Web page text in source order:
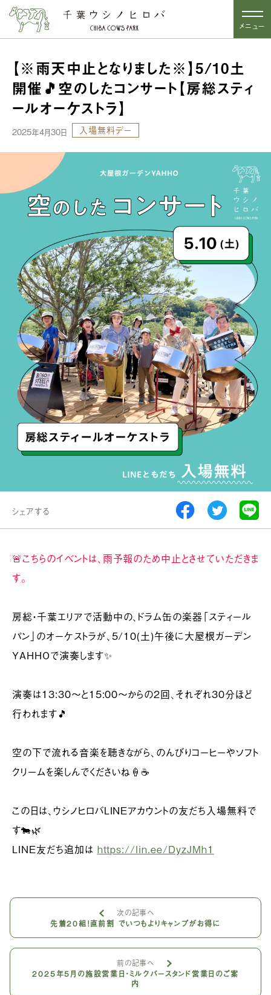
メニュー
【※雨天中止となりました※】5/10土
開催🎵空のしたコンサート【房総スティ
ールオーケストラ】
2025年4月30日 入場無料デー
シェアする
🚨こちらのイベントは、雨予報のため中止とさせていただきま
す。
房総・千葉エリアで活動中の、ドラム缶の楽器「スティール
パン」のオーケストラが、5/10(土)午後に大屋根ガーデン
YAHHOで演奏します✨
演奏は13:30〜と15:00〜からの2回、それぞれ30分ほど
行われます🎵
空の下で流れる音楽を聴きながら、のんびりコーヒーやソフト
クリームを楽しんでくださいね🍦☕️
この日は、ウシノヒロバLINEアカウントの友だち入場無料で
す🐄🌿
LINE友だち追加は https://lin.ee/DyzJMh1
次の記事へ
先着20組！直前割 でいつもよりキャンプがお得に
前の記事へ
2025年5月の施設営業日・ミルクバースタンド営業日のご案
内